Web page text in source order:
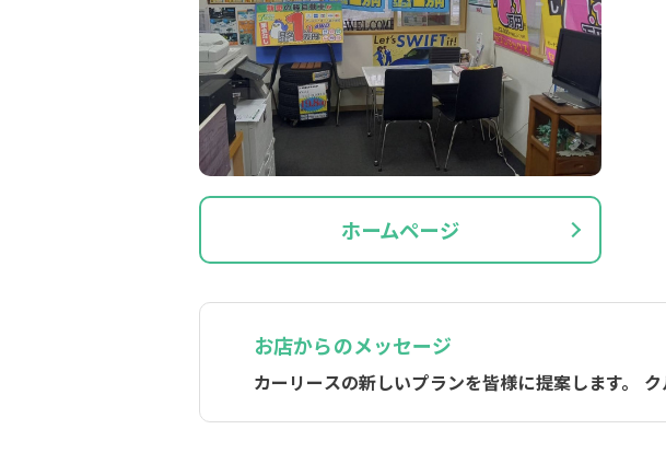
ホームページ
お店からのメッセージ
カーリースの新しいプランを皆様に提案します。